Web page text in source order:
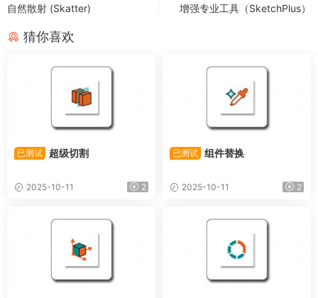
自然散射 (Skatter) 增强专业工具（SketchPlus）
猜你喜欢
已测试 超级切割
2025-10-11 2
已测试 组件替换
2025-10-11 2